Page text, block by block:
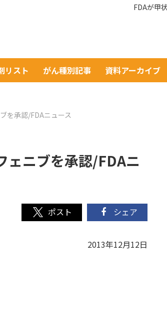
FDAが甲
リスト がん種別記事 資料アーカイブ
を承認/FDAニュース
ェニブを承認/FDAニ
シェア
2013年12月12日